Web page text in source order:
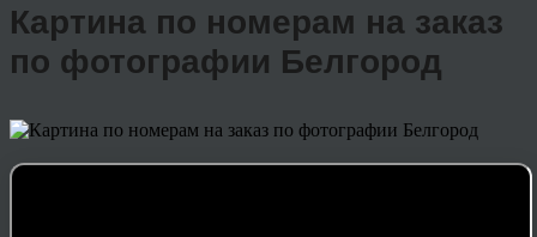
Картина по номерам на заказ
по фотографии Белгород